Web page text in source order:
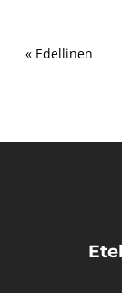
« Edellinen